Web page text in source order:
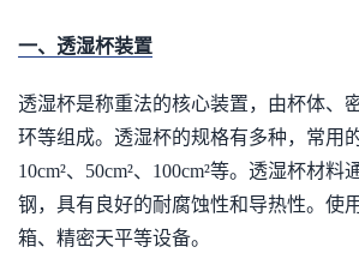
一、透湿杯装置
透湿杯是称重法的核心装置，由杯体、
环等组成。透湿杯的规格有多种，常用
10cm²、50cm²、100cm²等。透湿杯材
钢，具有良好的耐腐蚀性和导热性。使
箱、精密天平等设备。